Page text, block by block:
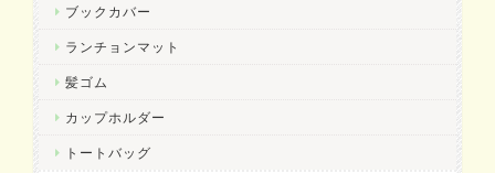
ブックカバー
ランチョンマット
髪ゴム
カップホルダー
トートバッグ